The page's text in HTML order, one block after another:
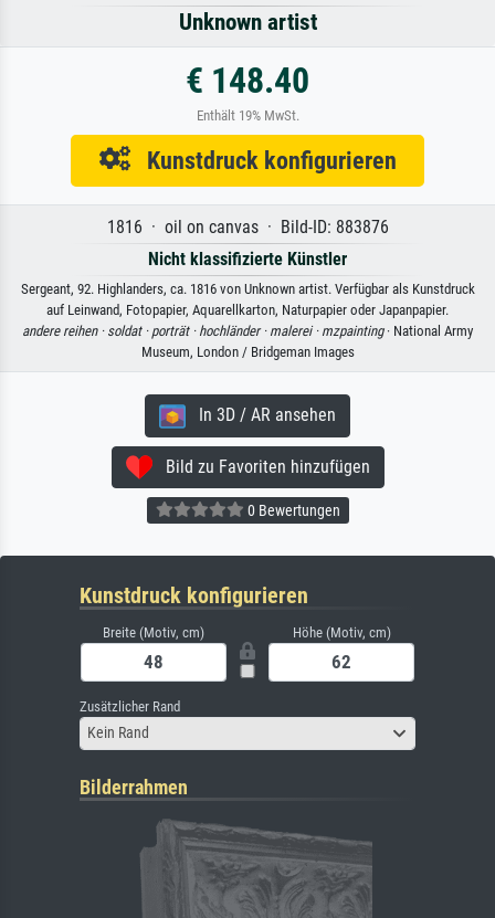
Unknown artist
€ 148.40
Enthält 19% MwSt.
Kunstdruck konfigurieren
1816 · oil on canvas · Bild-ID: 883876
Nicht klassifizierte Künstler
Sergeant, 92. Highlanders, ca. 1816 von Unknown artist. Verfügbar als Kunstdruck
auf Leinwand, Fotopapier, Aquarellkarton, Naturpapier oder Japanpapier.
andere reihen · soldat · porträt · hochländer · malerei · mzpainting· National Army
Museum, London / Bridgeman Images
In 3D / AR ansehen
Bild zu Favoriten hinzufügen
0 Bewertungen
Kunstdruck konfigurieren
Breite (Motiv, cm) Höhe (Motiv, cm)
Zusätzlicher Rand
Kein Rand
Bilderrahmen